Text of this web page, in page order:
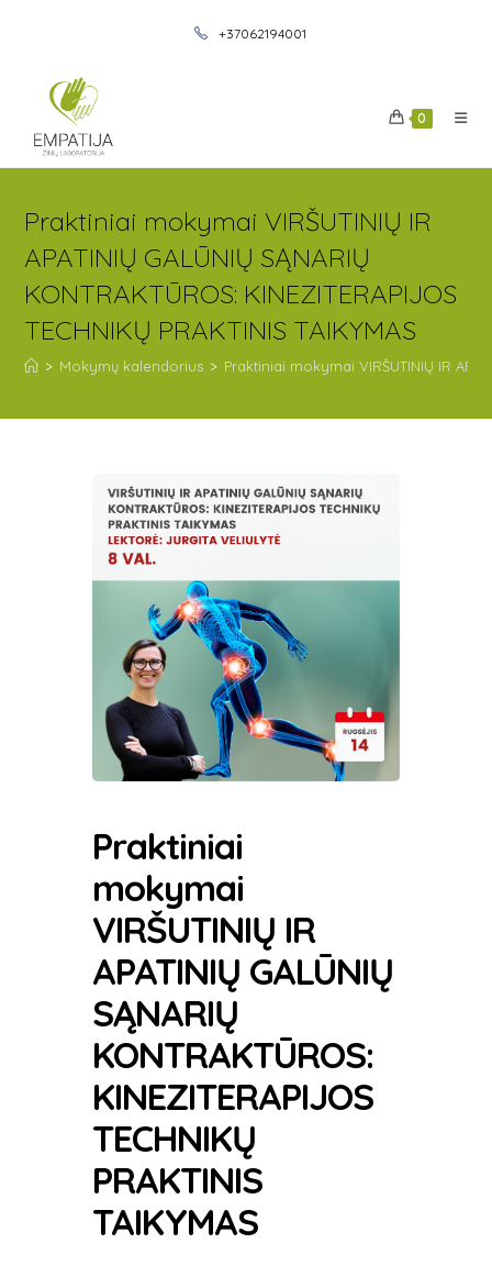
+37062194001
0
Praktiniai mokymai VIRŠUTINIŲ IR
APATINIŲ GALŪNIŲ SĄNARIŲ
KONTRAKTŪROS: KINEZITERAPIJOS
TECHNIKŲ PRAKTINIS TAIKYMAS
> Mokymų kalendorius > Praktiniai mokymai VIRŠUTINIŲ IR
Praktiniai
mokymai
VIRŠUTINIŲ IR
APATINIŲ GALŪNIŲ
SĄNARIŲ
KONTRAKTŪROS:
KINEZITERAPIJOS
TECHNIKŲ
PRAKTINIS
TAIKYMAS